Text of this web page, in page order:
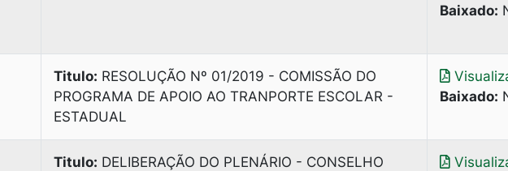
Baixado:
Titulo: RESOLUÇÃO Nº 01/2019 - COMISSÃO DO
PROGRAMA DE APOIO AO TRANPORTE ESCOLAR -
ESTADUAL
Baixado:
Titulo: DELIBERAÇÃO DO PLENÁRIO - CONSELHO